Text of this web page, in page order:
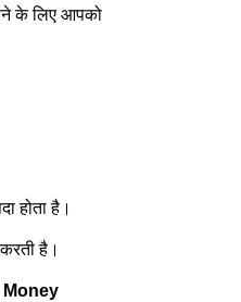
के लिए आपको
होता है।
है।